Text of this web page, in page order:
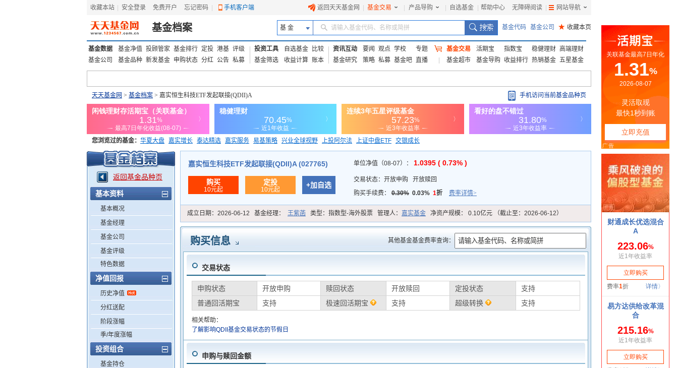
收藏本站 安全登录 免费开户 忘记密码 手机客户端 返回天天基金网 基金交易 产品导购 自选基金 帮助中心 无障碍阅读 网站导航
基金档案 基 金 请输入基金代码、名称或简拼 基金代码 基金公司 ★ 收藏本页
基金数据 基金净值 投顾管家 基金排行 定投 港基 评级
基金公司
基金品种 新发基金 申购状态 分红 公告 私募
投资工具 自选基金
比较
基金筛选
收益计算 账本
资讯互动 要闻 观点 学校
专题
基金研究
策略 私募 基金吧 直播
基金交易 活期宝 指数宝 稳健理财 高端理财
基金超市
基金导购 收益排行 热销基金 五星基金
天天基金网 > 基金档案 > 嘉实恒生科技ETF发起联接(QDII)A 手机访问当前基金品种页
您浏览过的基金： 华夏大盘 嘉实增长 泰达精选 嘉实服务 易基策略 兴业全球视野 上投阿尔法 上证中盘ETF 交银成长
添富优势 华安宏利 上证180价值ETF
返回基金品种页
基本资料
基本概况
基金经理
基金公司
基金评级
特色数据
净值回报
历史净值
分红送配
阶段涨幅
季/年度涨幅
投资组合
基金持仓
嘉实恒生科技ETF发起联接(QDII)A (027765)
购买
10元起
定投
10元起
+加自选
单位净值（08-07）： 1.0395 ( 0.73% )
交易状态： 开放申购
开放赎回
购买手续费： 0.30% 0.03% 1折 费率详情>
成立日期： 2026-06-12 基金经理： 王紫菡 类型： 指数型-海外股票 管理人： 嘉实基金 净资产规模： 0.10亿元 （截止至：2026-06-12）
购买信息 其他基金基金费率查询：
交易状态
申购状态 开放申购 赎回状态 开放赎回 定投状态
支持
普通回活期宝
支持 极速回活期宝 支持 超级转换 支持
相关帮助：
了解影响QDII基金交易状态的节假日
申购与赎回金额